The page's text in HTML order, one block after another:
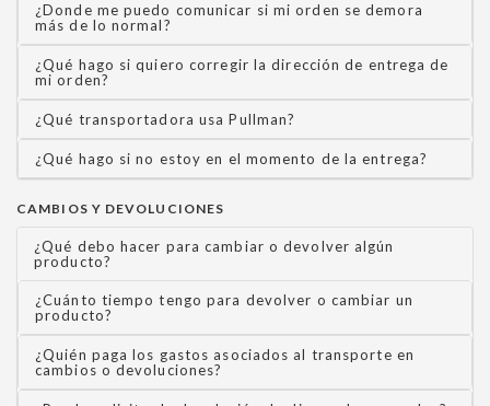
¿Donde me puedo comunicar si mi orden se demora
más de lo normal?
¿Qué hago si quiero corregir la dirección de entrega de
mi orden?
¿Qué transportadora usa Pullman?
¿Qué hago si no estoy en el momento de la entrega?
CAMBIOS Y DEVOLUCIONES
¿Qué debo hacer para cambiar o devolver algún
producto?
¿Cuánto tiempo tengo para devolver o cambiar un
producto?
¿Quién paga los gastos asociados al transporte en
cambios o devoluciones?